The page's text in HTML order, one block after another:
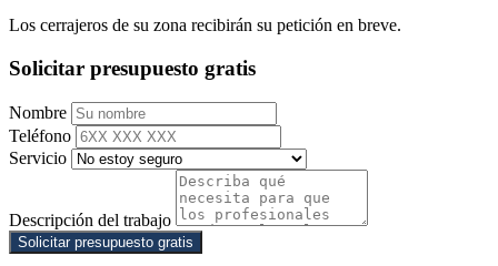
Los cerrajeros de su zona recibirán su petición en breve.
Solicitar presupuesto gratis
Nombre
Teléfono
Servicio
Descripción del trabajo
Solicitar presupuesto gratis